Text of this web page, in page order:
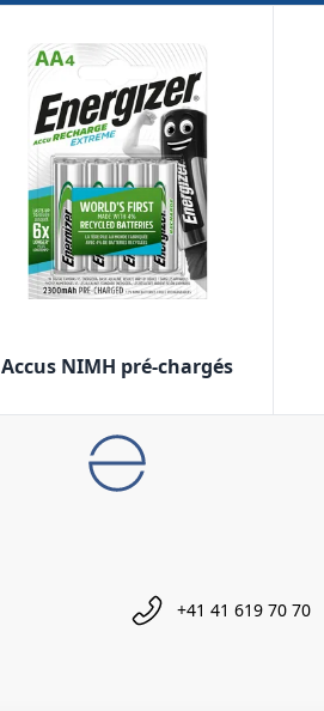
Accus NIMH pré-chargés
+41 41 619 70 70